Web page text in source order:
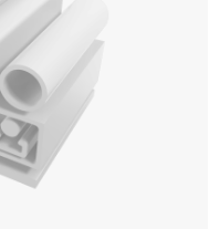
מגוון רחב של
מתיחה,